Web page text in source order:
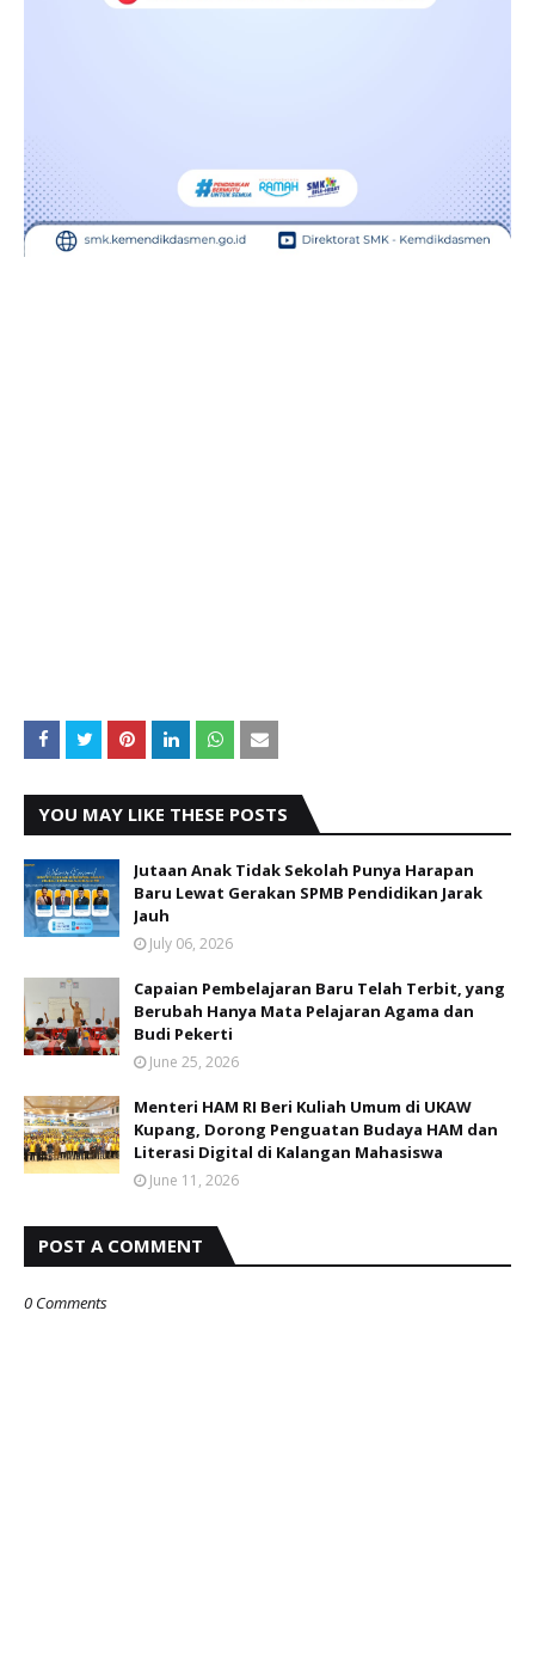
YOU MAY LIKE THESE POSTS
Jutaan Anak Tidak Sekolah Punya Harapan
Baru Lewat Gerakan SPMB Pendidikan Jarak
Jauh
July 06, 2026
Capaian Pembelajaran Baru Telah Terbit, yang
Berubah Hanya Mata Pelajaran Agama dan
Budi Pekerti
June 25, 2026
Menteri HAM RI Beri Kuliah Umum di UKAW
Kupang, Dorong Penguatan Budaya HAM dan
Literasi Digital di Kalangan Mahasiswa
June 11, 2026
POST A COMMENT
0 Comments